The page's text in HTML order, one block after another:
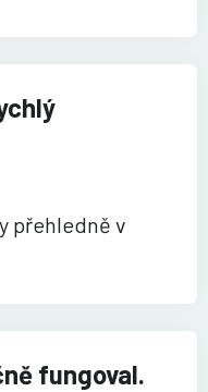
přehledně v
fungoval.